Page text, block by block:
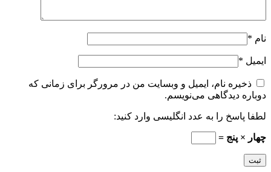
نام *
ایمیل *
ذخیره نام، ایمیل و وبسایت من در مرورگر برای زمانی که
دوباره دیدگاهی می‌نویسم.
لطفا پاسخ را به عدد انگلیسی وارد کنید:
چهار × پنج =